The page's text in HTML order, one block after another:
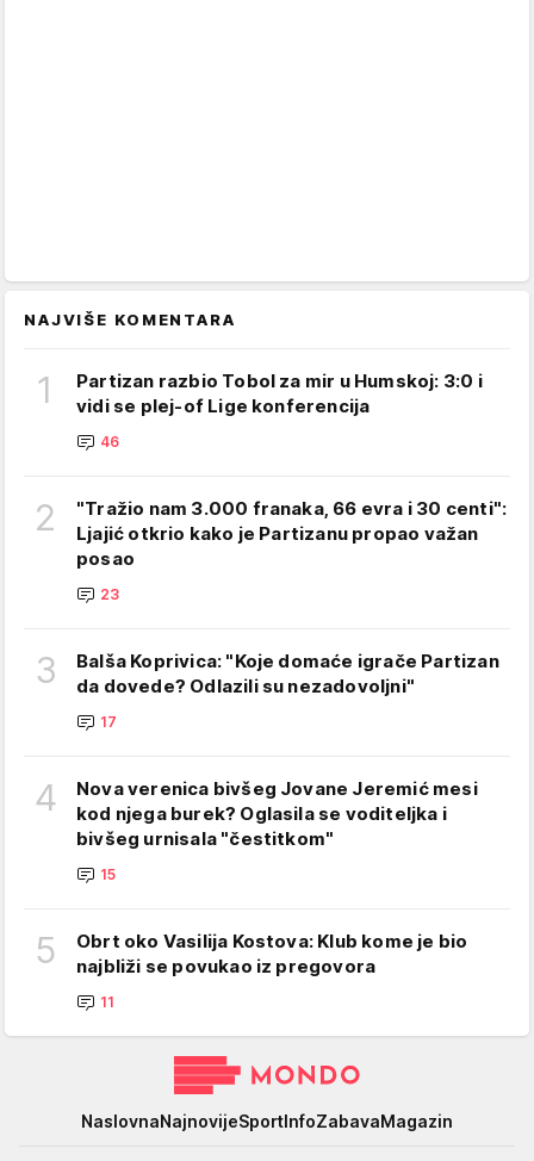
NAJVIŠE KOMENTARA
1
Partizan razbio Tobol za mir u Humskoj: 3:0 i
vidi se plej-of Lige konferencija
46
2
"Tražio nam 3.000 franaka, 66 evra i 30 centi":
Ljajić otkrio kako je Partizanu propao važan
posao
23
3
Balša Koprivica: "Koje domaće igrače Partizan
da dovede? Odlazili su nezadovoljni"
17
4
Nova verenica bivšeg Jovane Jeremić mesi
kod njega burek? Oglasila se voditeljka i
bivšeg urnisala "čestitkom"
15
5
Obrt oko Vasilija Kostova: Klub kome je bio
najbliži se povukao iz pregovora
11
NaslovnaNajnovijeSportInfoZabavaMagazin